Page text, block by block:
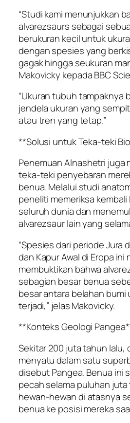
“Studi kami menunjukkan
alvarezsaurs sebagai
berukuran kecil untuk
dengan spesies yang
gagak hingga seukuran
Makovicky kepada BBC
“Ukuran tubuh tampaknya
jendela ukuran yang
atau tren yang tetap.”
**Solusi untuk Teka-teki
Penemuan Alnashetri juga
teka-teki penyebaran
benua. Melalui studi
peneliti memeriksa
seluruh dunia dan
alvarezsaur lain yang
“Spesies dari periode Jura
dan Kapur Awal di Eropa ini
membuktikan bahwa
sebagian besar benua
besar antara belahan bumi
terjadi,” jelas Makovicky.
**Konteks Geologi
Sekitar 200 juta tahun lalu,
menyatu dalam satu
disebut Pangea. Benua ini
pecah selama puluhan
hewan-hewan di atasnya
benua ke posisi mereka